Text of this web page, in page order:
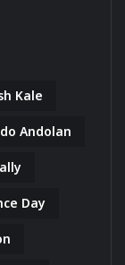
Kale
Andolan
Day